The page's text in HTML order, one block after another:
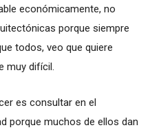
económicamente, no
porque siempre
todos, veo que quiere
muy difícil.
es consultar en el
porque muchos de ellos dan